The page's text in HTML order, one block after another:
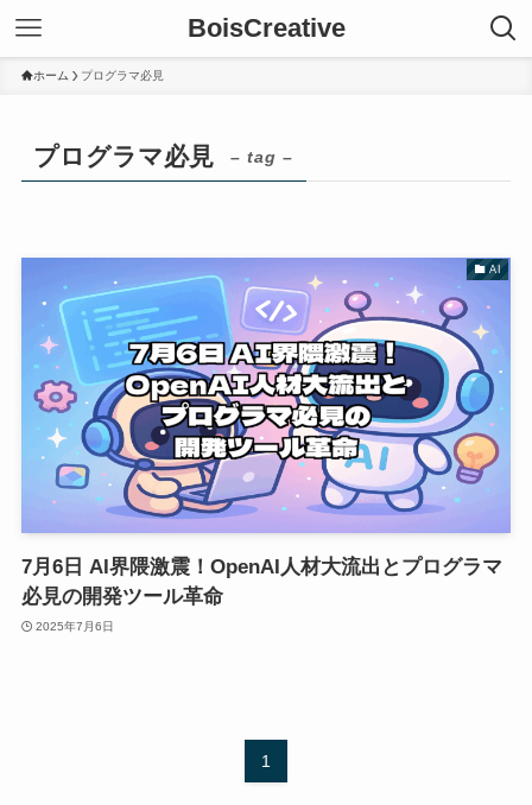
BoisCreative
ホーム プログラマ必見
プログラマ必見 – tag –
AI
7月6日 AI界隈激震！OpenAI人材大流出とプログラマ
必見の開発ツール革命
2025年7月6日
1